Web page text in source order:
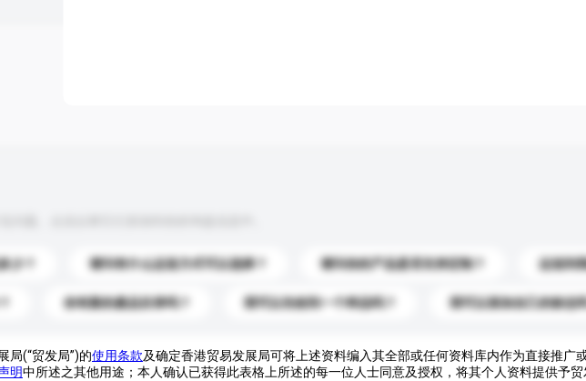
少？ 请问有什么运送方式可以选择？ 请问你的产品是否支持定制？ 运送到
你有新的產品目录吗？ 我可以先收到一个样品吗？ 我可以添加自己的标志吗
局(“贸发局”)的使用条款及确定香港贸易发展局可将上述资料编入其全部或任何资料库内作为直接推
明中所述之其他用途；本人确认已获得此表格上所述的每一位人士同意及授权，将其个人资料提供予贸